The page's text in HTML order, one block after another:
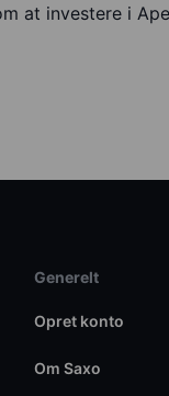
at investere i
Generelt
Opret konto
Om Saxo